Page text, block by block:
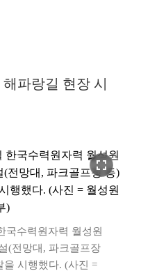
파랑길 현장 시
fullscreen
국수력원자력 월성원
(전망대, 파크골프장
을 시행했다. (사진 =